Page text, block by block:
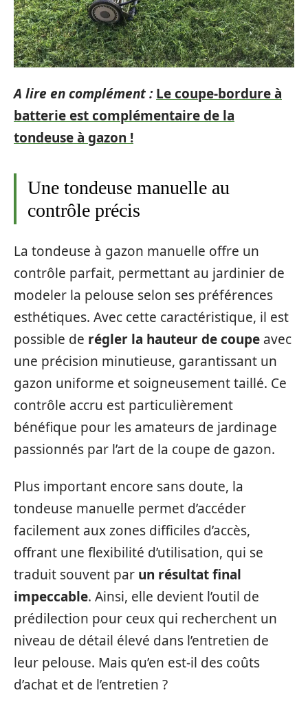
A lire en complément : Le coupe-bordure à
batterie est complémentaire de la
tondeuse à gazon !
Une tondeuse manuelle au
contrôle précis
La tondeuse à gazon manuelle offre un
contrôle parfait, permettant au jardinier de
modeler la pelouse selon ses préférences
esthétiques. Avec cette caractéristique, il est
possible de régler la hauteur de coupe avec
une précision minutieuse, garantissant un
gazon uniforme et soigneusement taillé. Ce
contrôle accru est particulièrement
bénéfique pour les amateurs de jardinage
passionnés par l’art de la coupe de gazon.
Plus important encore sans doute, la
tondeuse manuelle permet d’accéder
facilement aux zones difficiles d’accès,
offrant une flexibilité d’utilisation, qui se
traduit souvent par un résultat final
impeccable. Ainsi, elle devient l’outil de
prédilection pour ceux qui recherchent un
niveau de détail élevé dans l’entretien de
leur pelouse. Mais qu’en est-il des coûts
d’achat et de l’entretien ?